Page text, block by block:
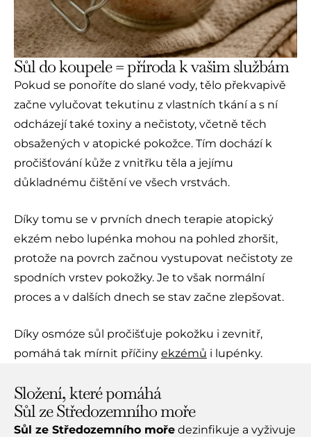
Sůl do koupele = příroda k vašim službám
Pokud se ponoříte do slané vody, tělo překvapivě
začne vylučovat tekutinu z vlastních tkání a s ní
odcházejí také toxiny a nečistoty, včetně těch
obsažených v atopické pokožce. Tím dochází k
pročišťování kůže z vnitřku těla a jejímu
důkladnému čištění ve všech vrstvách.
Díky tomu se v prvních dnech terapie atopický
ekzém nebo lupénka mohou na pohled zhoršit,
protože na povrch začnou vystupovat nečistoty ze
spodních vrstev pokožky. Je to však normální
proces a v dalších dnech se stav začne zlepšovat.
Díky osmóze sůl pročišťuje pokožku i zevnitř,
pomáhá tak mírnit příčiny ekzémů i lupénky.
Složení, které pomáhá
Sůl ze Středozemního moře
Sůl ze Středozemního moře dezinfikuje a vyživuje